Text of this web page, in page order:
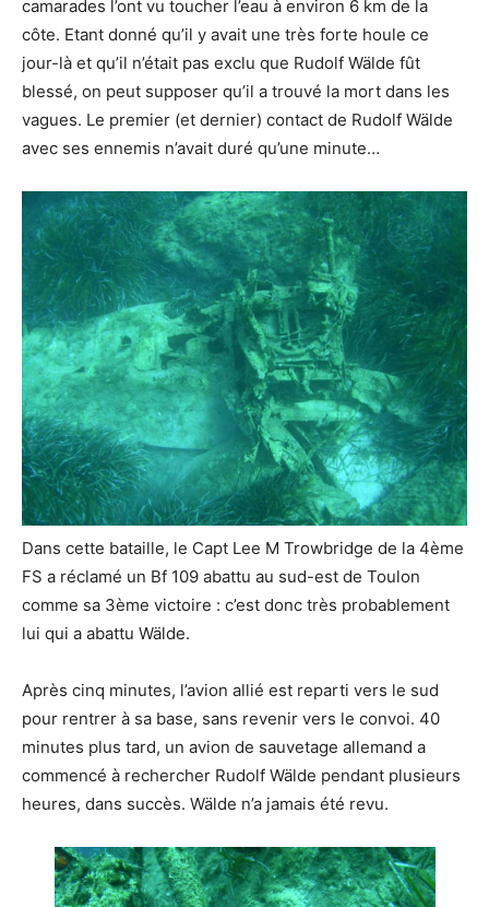
camarades l’ont vu toucher l’eau à environ 6 km de la
côte. Etant donné qu’il y avait une très forte houle ce
jour-là et qu’il n’était pas exclu que Rudolf Wälde fût
blessé, on peut supposer qu’il a trouvé la mort dans les
vagues. Le premier (et dernier) contact de Rudolf Wälde
avec ses ennemis n’avait duré qu’une minute…
Dans cette bataille, le Capt Lee M Trowbridge de la 4ème
FS a réclamé un Bf 109 abattu au sud-est de Toulon
comme sa 3ème victoire : c’est donc très probablement
lui qui a abattu Wälde.
Après cinq minutes, l’avion allié est reparti vers le sud
pour rentrer à sa base, sans revenir vers le convoi. 40
minutes plus tard, un avion de sauvetage allemand a
commencé à rechercher Rudolf Wälde pendant plusieurs
heures, dans succès. Wälde n’a jamais été revu.